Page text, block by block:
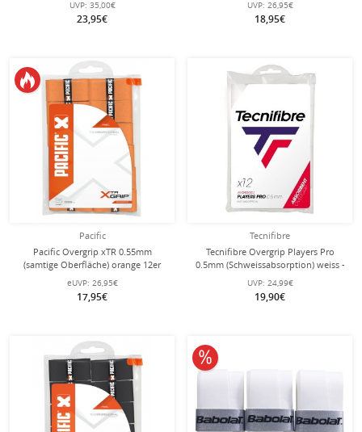
UVP: 35,00€
23,95€
UVP: 26,95€
18,95€
Pacific
Pacific Overgrip xTR 0.55mm
(samtige Oberfläche) orange 12er
Clip-Beutel
eUVP: 26,95€
17,95€
Tecnifibre
Tecnifibre Overgrip Players Pro
0.5mm (Schweissabsorption) weiss -
12er Zip Beutel
UVP: 24,99€
19,90€
10% reduziert